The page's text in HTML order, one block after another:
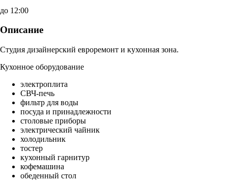
до 12:00
Описание
Студия дизайнерский евроремонт и кухонная зона.
Кухонное оборудование
электроплита
СВЧ-печь
фильтр для воды
посуда и принадлежности
столовые приборы
электрический чайник
холодильник
тостер
кухонный гарнитур
кофемашина
обеденный стол